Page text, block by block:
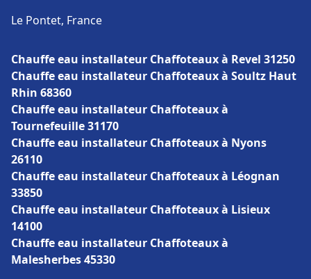
Le Pontet, France
Chauffe eau installateur Chaffoteaux à Revel 31250
Chauffe eau installateur Chaffoteaux à Soultz Haut
Rhin 68360
Chauffe eau installateur Chaffoteaux à
Tournefeuille 31170
Chauffe eau installateur Chaffoteaux à Nyons
26110
Chauffe eau installateur Chaffoteaux à Léognan
33850
Chauffe eau installateur Chaffoteaux à Lisieux
14100
Chauffe eau installateur Chaffoteaux à
Malesherbes 45330